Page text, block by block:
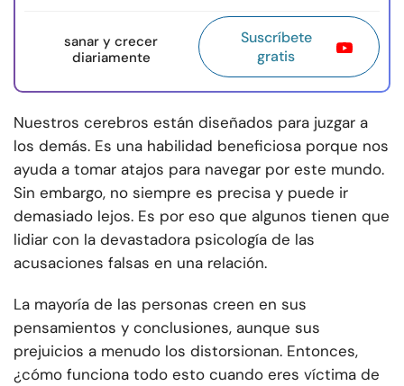
sanar y crecer
diariamente
Suscríbete
gratis
Nuestros cerebros están diseñados para juzgar a
los demás. Es una habilidad beneficiosa porque nos
ayuda a tomar atajos para navegar por este mundo.
Sin embargo, no siempre es precisa y puede ir
demasiado lejos. Es por eso que algunos tienen que
lidiar con la devastadora psicología de las
acusaciones falsas en una relación.
La mayoría de las personas creen en sus
pensamientos y conclusiones, aunque sus
prejuicios a menudo los distorsionan. Entonces,
¿cómo funciona todo esto cuando eres víctima de